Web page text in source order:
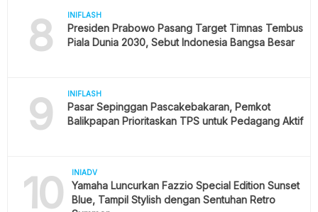
8 INIFLASH
Presiden Prabowo Pasang Target Timnas Tembus
Piala Dunia 2030, Sebut Indonesia Bangsa Besar
9 INIFLASH
Pasar Sepinggan Pascakebakaran, Pemkot
Balikpapan Prioritaskan TPS untuk Pedagang Aktif
10 INIADV
Yamaha Luncurkan Fazzio Special Edition Sunset
Blue, Tampil Stylish dengan Sentuhan Retro